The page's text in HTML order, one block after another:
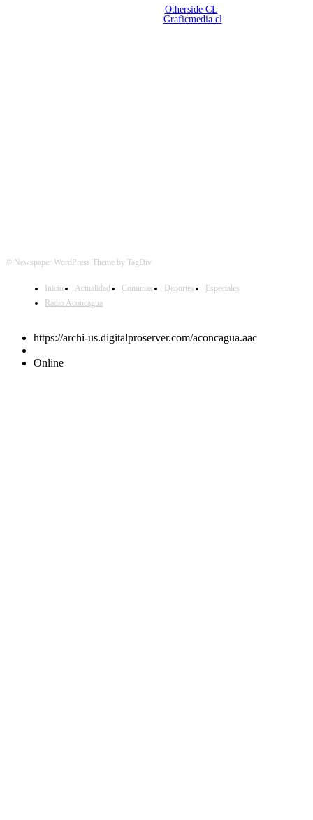
Otherside CL
Graficmedia.cl
© Newspaper WordPress Theme by TagDiv
Inicio Actualidad Comunas Deportes
Especiales
Radio Aconcagua
https://archi-us.digitalproserver.com/aconcagua.aac
Online